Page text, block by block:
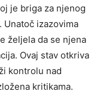
je briga za njenog
izazovima
željela da se njena
Ovaj stav otkriva
kontrolu nad
kritikama.